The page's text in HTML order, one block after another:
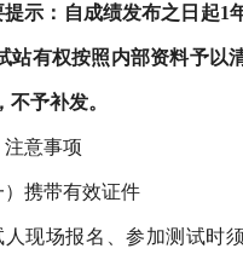
提示：自成绩发布之日起1
站有权按照内部资料予以
不予补发。
注意事项
） 携带有效证件
人现场报名、参加测试时